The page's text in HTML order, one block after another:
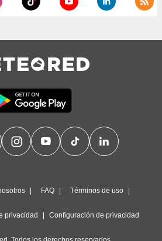
FAQ Términos de uso
privacidad Configuración de privacidad